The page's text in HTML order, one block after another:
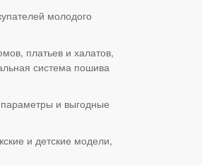
молодого
платьев и халатов,
система пошива
и выгодные
и детские модели,